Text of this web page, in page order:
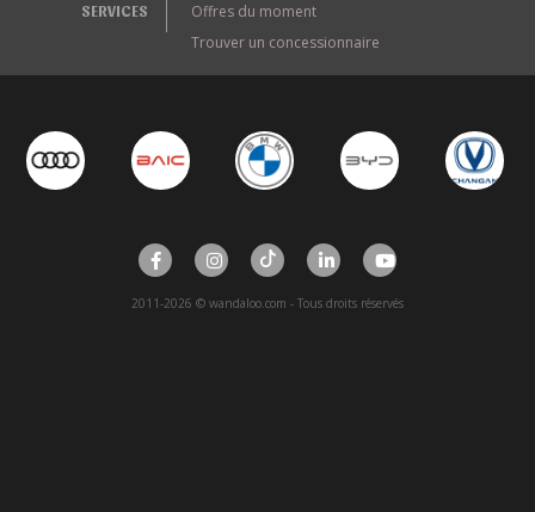
SERVICES
Offres du moment
Trouver un concessionnaire
2011-2026 © wandaloo.com - Tous droits réservés